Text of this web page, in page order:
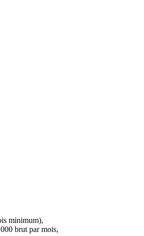
minimum),
brut par mois,